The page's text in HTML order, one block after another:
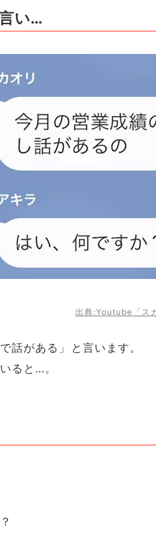
い…
出典:Youtube「ス
話がある」と言います。
ると…。